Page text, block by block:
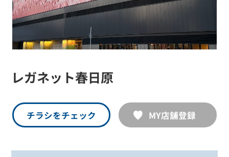
レガネット春日原
チラシをチェック MY店舗登録